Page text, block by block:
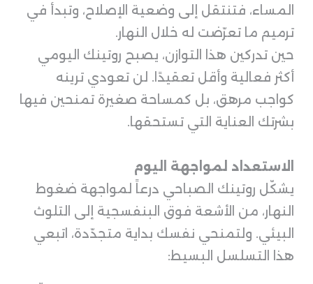
المساء، فتنتقل إلى وضعية الإصلاح، وتبدأ في
ترميم ما تعرّضت له خلال النهار.
حين تدركين هذا التوازن، يصبح روتينك اليومي
أكثر فعالية وأقل تعقيدًا. لن تعودي ترينه
كواجب مرهق، بل كمساحة صغيرة تمنحين فيها
بشرتك العناية التي تستحقها.
الاستعداد لمواجهة اليوم
يشكّل روتينك الصباحي درعاً لمواجهة ضغوط
النهار، من الأشعة فوق البنفسجية إلى التلوث
البيئي. ولتمنحي نفسك بداية متجدّدة، اتبعي
هذا التسلسل البسيط: